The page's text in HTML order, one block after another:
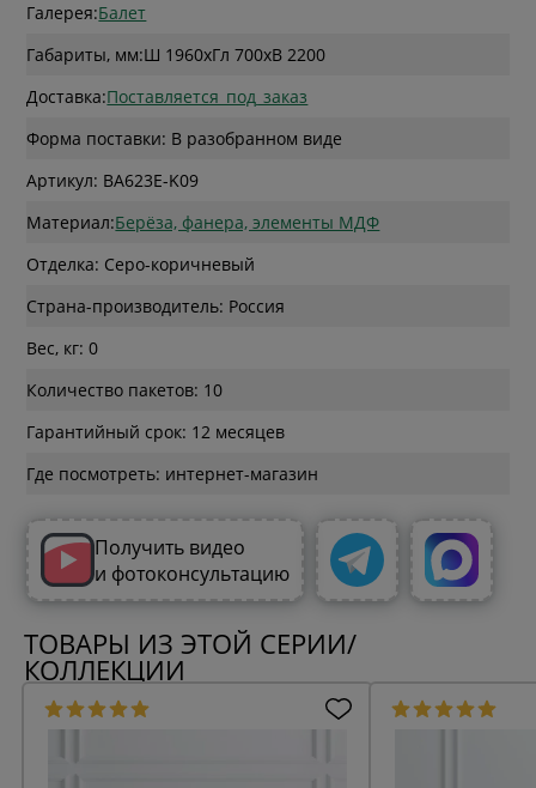
Галерея:Балет
Габариты, мм:Ш 1960xГл 700xВ 2200
Доставка:Поставляется_под_заказ
Форма поставки: В разобранном виде
Артикул: BA623E-K09
Материал:Берёза, фанера, элементы МДФ
Отделка: Серо-коричневый
Страна-производитель: Россия
Вес, кг: 0
Количество пакетов: 10
Гарантийный срок: 12 месяцев
Где посмотреть: интернет-магазин
Получить видео
и фотоконсультацию
ТОВАРЫ ИЗ ЭТОЙ СЕРИИ/
КОЛЛЕКЦИИ